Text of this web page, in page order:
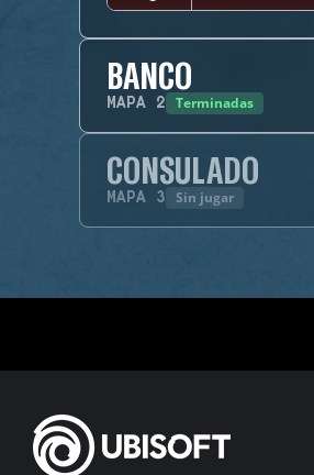
BANCO
MAPA 2 Terminadas
CONSULADO
MAPA 3 Sin jugar